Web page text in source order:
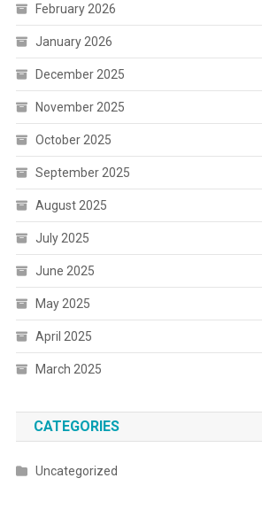
February 2026
January 2026
December 2025
November 2025
October 2025
September 2025
August 2025
July 2025
June 2025
May 2025
April 2025
March 2025
CATEGORIES
Uncategorized